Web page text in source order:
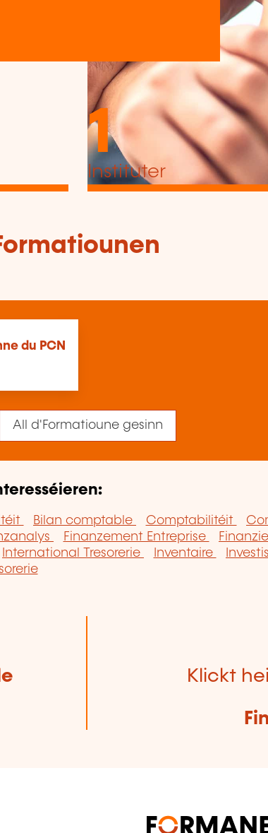
1
Instituter
du PCN
All d'Formatioune gesinn
Bilan comptable Comptabilitéit
Finanzement Entreprise
International Tresorerie Inventaire
Klickt